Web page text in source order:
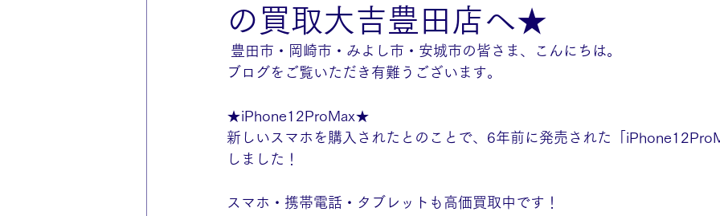
の買取大吉豊田店へ★
豊田市・岡崎市・みよし市・安城市の皆さま、こんにちは。
ブログをご覧いただき有難うございます。
★iPhone12ProMax★
新しいスマホを購入されたとのことで、6年前に発売された「
しました！
スマホ・携帯電話・タブレットも高価買取中です！